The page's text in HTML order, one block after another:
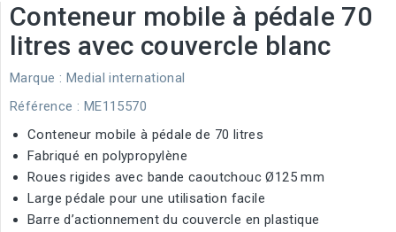
Conteneur mobile à pédale 70
litres avec couvercle blanc
Marque : Medial international
Référence : ME115570
Conteneur mobile à pédale de 70 litres
Fabriqué en polypropylène
Roues rigides avec bande caoutchouc Ø125 mm
Large pédale pour une utilisation facile
Barre d’actionnement du couvercle en plastique